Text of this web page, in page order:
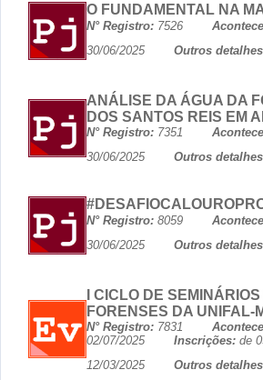
O FUNDAMENTAL NA
N° Registro: 7526
30/06/2025 Outros
ANÁLISE DA ÁGUA DA
DOS SANTOS REIS EM
N° Registro: 7351
30/06/2025 Outros
N° Registro: 8059
30/06/2025 Outros
I CICLO DE
FORENSES DA UNIFAL-
N° Registro: 7831
02/07/2025 Inscrições: de
12/03/2025 Outros